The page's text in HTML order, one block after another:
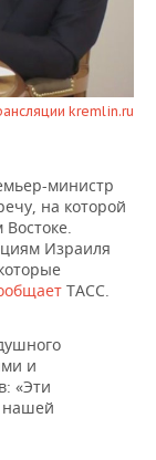
kremlin.ru
министр
на которой
Израиля
ТАСС.
и
«Эти
нашей